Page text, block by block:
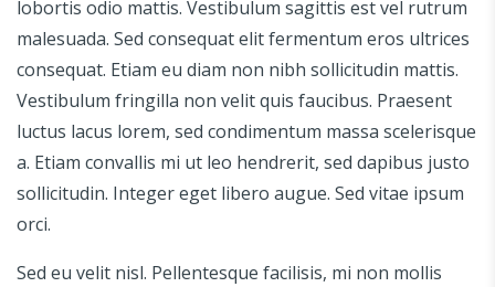
lobortis odio mattis. Vestibulum sagittis est vel rutrum
malesuada. Sed consequat elit fermentum eros ultrices
consequat. Etiam eu diam non nibh sollicitudin mattis.
Vestibulum fringilla non velit quis faucibus. Praesent
luctus lacus lorem, sed condimentum massa scelerisque
a. Etiam convallis mi ut leo hendrerit, sed dapibus justo
sollicitudin. Integer eget libero augue. Sed vitae ipsum
orci.
Sed eu velit nisl. Pellentesque facilisis, mi non mollis